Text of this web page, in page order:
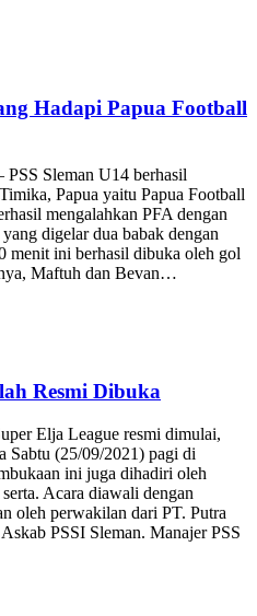
Hadapi Papua Football
Sleman U14 berhasil
Papua yaitu Papua Football
mengalahkan PFA dengan
digelar dua babak dengan
menit ini berhasil dibuka oleh gol
Maftuh dan Bevan…
Resmi Dibuka
Elja League resmi dimulai,
Sabtu (25/09/2021) pagi di
ini juga dihadiri oleh
Acara diawali dengan
oleh perwakilan dari PT. Putra
PSSI Sleman. Manajer PSS